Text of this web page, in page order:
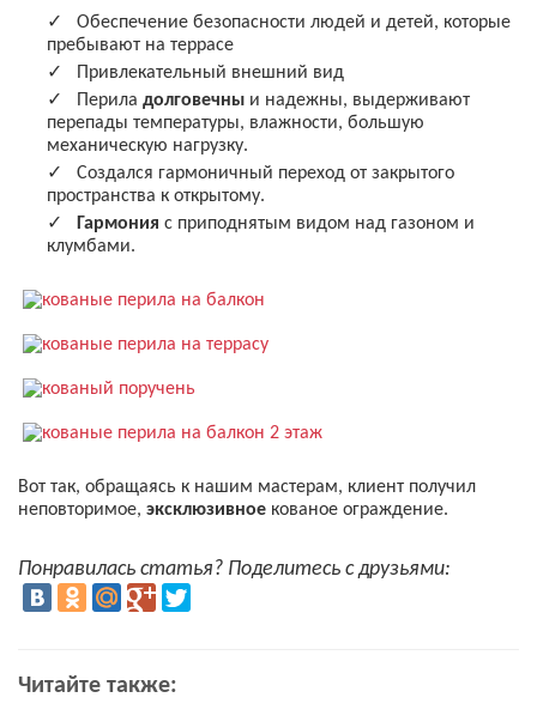
Обеспечение безопасности людей и детей, которые
пребывают на террасе
Привлекательный внешний вид
Перила долговечны и надежны, выдерживают
перепады температуры, влажности, большую
механическую нагрузку.
Создался гармоничный переход от закрытого
пространства к открытому.
Гармония с приподнятым видом над газоном и
клумбами.
Вот так, обращаясь к нашим мастерам, клиент получил
неповторимое, эксклюзивное кованое ограждение.
Понравилась статья? Поделитесь с друзьями:
Читайте также: